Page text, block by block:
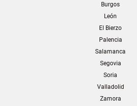
Burgos
León
El Bierzo
Palencia
Salamanca
Segovia
Soria
Valladolid
Zamora